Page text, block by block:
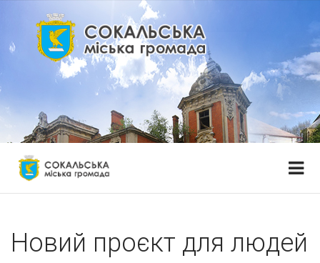
Новий проєкт для людей